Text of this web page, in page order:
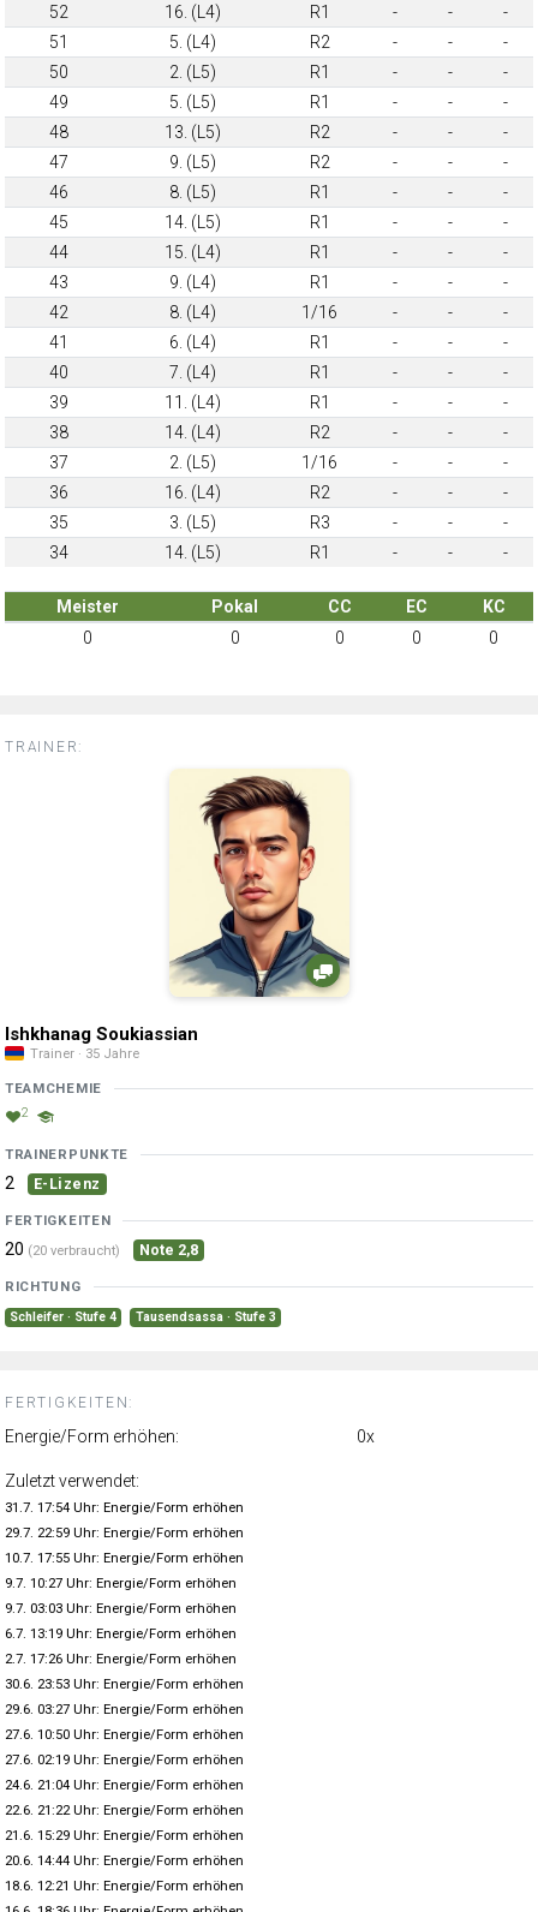
52
16. (L4) R1 - -
-
51
5. (L4) R2 - -
-
50
2. (L5) R1 - -
-
49
5. (L5) R1 - -
-
48
13. (L5) R2 - -
-
47
9. (L5) R2 - -
-
46
8. (L5) R1 - -
-
45
14. (L5) R1 - -
-
44
15. (L4) R1 - -
-
43
9. (L4) R1 - -
-
42
8. (L4) 1/16 - -
-
41
6. (L4) R1 - -
-
40
7. (L4) R1 - -
-
39
11. (L4) R1 - -
-
38
14. (L4) R2 - -
-
37
2. (L5) 1/16 - -
-
36
16. (L4) R2 - -
-
35
3. (L5) R3 - -
-
34
14. (L5) R1 - - -
Meister Pokal CC EC
KC
0
0 0 0 0
TRAINER:
Ishkhanag Soukiassian
Trainer · 35 Jahre
TEAMCHEMIE
2
TRAINERPUNKTE
2 E-Lizenz
FERTIGKEITEN
20 (20 verbraucht) Note 2,8
RICHTUNG
Schleifer · Stufe 4 Tausendsassa · Stufe 3
FERTIGKEITEN:
Energie/Form erhöhen: 0x
Zuletzt verwendet:
31.7. 17:54 Uhr: Energie/Form erhöhen
29.7. 22:59 Uhr: Energie/Form erhöhen
10.7. 17:55 Uhr: Energie/Form erhöhen
9.7. 10:27 Uhr: Energie/Form erhöhen
9.7. 03:03 Uhr: Energie/Form erhöhen
6.7. 13:19 Uhr: Energie/Form erhöhen
2.7. 17:26 Uhr: Energie/Form erhöhen
30.6. 23:53 Uhr: Energie/Form erhöhen
29.6. 03:27 Uhr: Energie/Form erhöhen
27.6. 10:50 Uhr: Energie/Form erhöhen
27.6. 02:19 Uhr: Energie/Form erhöhen
24.6. 21:04 Uhr: Energie/Form erhöhen
22.6. 21:22 Uhr: Energie/Form erhöhen
21.6. 15:29 Uhr: Energie/Form erhöhen
20.6. 14:44 Uhr: Energie/Form erhöhen
18.6. 12:21 Uhr: Energie/Form erhöhen